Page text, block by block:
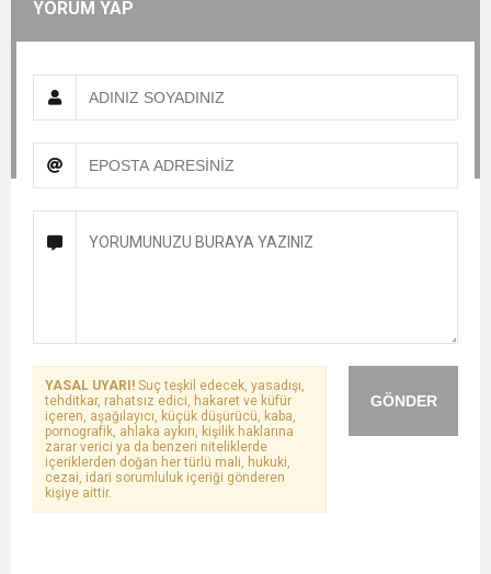
YORUM YAP
GÖNDER
YASAL UYARI! Suç teşkil edecek, yasadışı,
tehditkar, rahatsız edici, hakaret ve küfür
içeren, aşağılayıcı, küçük düşürücü, kaba,
pornografik, ahlaka aykırı, kişilik haklarına
zarar verici ya da benzeri niteliklerde
içeriklerden doğan her türlü mali, hukuki,
cezai, idari sorumluluk içeriği gönderen
kişiye aittir.